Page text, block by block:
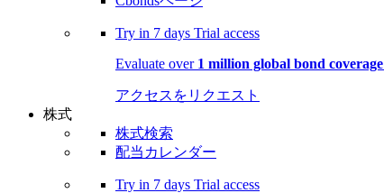
Try in 7 days Trial access
Evaluate over 1 million global bond coverage
アクセスをリクエスト
株式
株式検索
配当カレンダー
Try in 7 days Trial access